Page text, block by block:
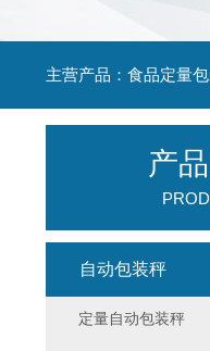
主营产品：食品定量
产
自动包装秤
定量自动包装秤